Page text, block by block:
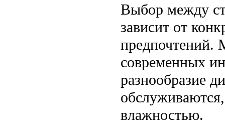
Выбор между
зависит от
предпочтений.
современных
разнообразие
влажностью.